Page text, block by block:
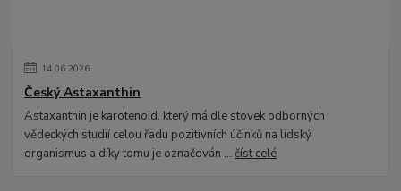
14.06.2026
Český Astaxanthin
Astaxanthin je karotenoid, který má dle stovek odborných
vědeckých studií celou řadu pozitivních účinků na lidský
organismus a díky tomu je označován ...číst celé